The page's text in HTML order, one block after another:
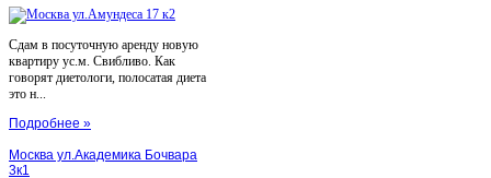
Сдам в посуточную аренду новую
квартиру ус.м. Свибливо. Как
говорят диетологи, полосатая диета
это н...
Подробнее »
Москва ул.Академика Бочвара
3к1